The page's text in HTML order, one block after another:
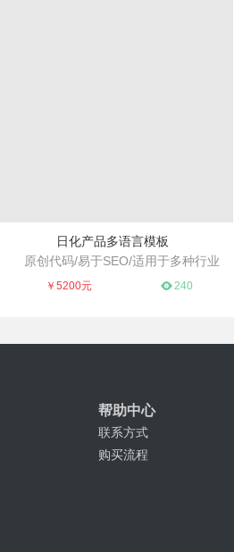
日化产品多语言模板
原创代码/易于SEO/适用于多种行业
多语言产品展示模版，简约大气，源码原创
￥5200元 240
帮助中心
联系方式
购买流程